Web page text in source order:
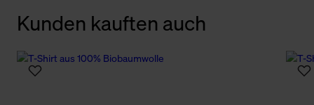
Kunden kauften auch